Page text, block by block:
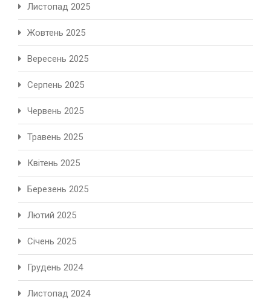
Листопад 2025
Жовтень 2025
Вересень 2025
Серпень 2025
Червень 2025
Травень 2025
Квітень 2025
Березень 2025
Лютий 2025
Січень 2025
Грудень 2024
Листопад 2024